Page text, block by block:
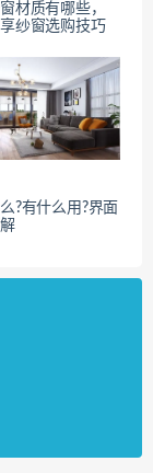
材质有哪些，
纱窗选购技巧
?有什么用?界面